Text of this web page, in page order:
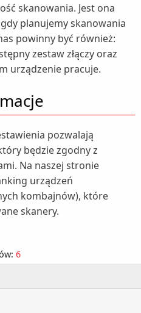
skanowania. Jest ona
planujemy skanowania
powinny być również:
zestaw złączy oraz
urządzenie pracuje.
pozwalają
będzie zgodny z
Na naszej stronie
urządzeń
kombajnów), które
skanery.
6